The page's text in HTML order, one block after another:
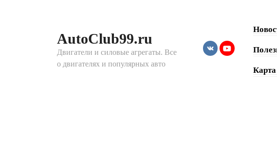
AutoClub99.ru
Двигатели и силовые агрегаты. Все
о двигателях и популярных авто